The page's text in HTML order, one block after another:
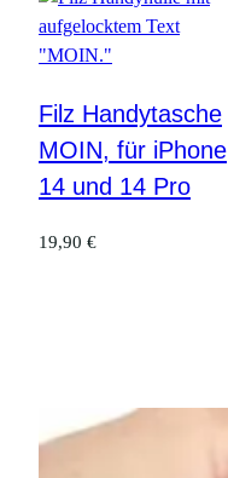
Filz Handytasche
MOIN, für iPhone
14 und 14 Pro
19,90 €